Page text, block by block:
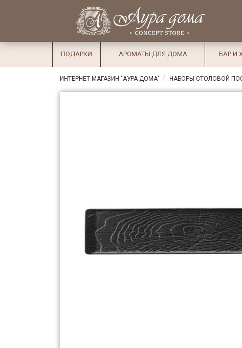
Избранное
×
СалоныДоставка
Оплата
Подарки
Ароматы
для дома
ПОДАРКИ АРОМАТЫ ДЛЯ ДОМА БАР И
ИНТЕРНЕТ-МАГАЗИН "АУРА ДОМА" НАБОРЫ СТОЛОВОЙ